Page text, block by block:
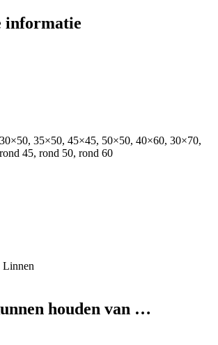
informatie
35×50, 45×45, 50×50, 40×60, 30×70,
45, rond 50, rond 60
Linnen
houden van …